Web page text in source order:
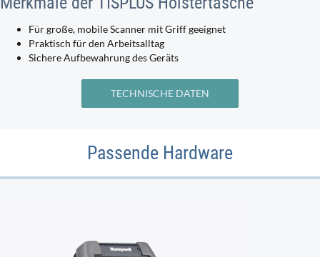
Für große, mobile Scanner mit Griff geeignet
Praktisch für den Arbeitsalltag
Sichere Aufbewahrung des Geräts
TECHNISCHE DATEN
Passende Hardware